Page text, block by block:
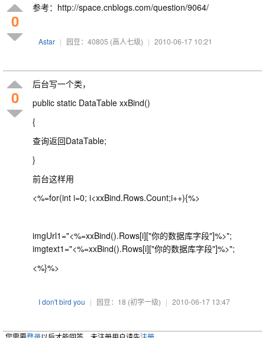
0
参考：http://space.cnblogs.com/question/9064/
Astar | 园豆：40805 (高人七级) | 2010-06-17 10:21
0
后台写一个类，
public static DataTable xxBind()
{
查询返回DataTable;
}
前台这样用
<%=for(int i=0; i<xxBind.Rows.Count;i++){%>
imgUrl1="<%=xxBind().Rows[i]["你的数据库字段"]%>";
imgtext1="<%=xxBind().Rows[i]["你的数据库字段"]%>";
<%}%>
I don't bird you | 园豆：18 (初学一级) | 2010-06-17 13:47